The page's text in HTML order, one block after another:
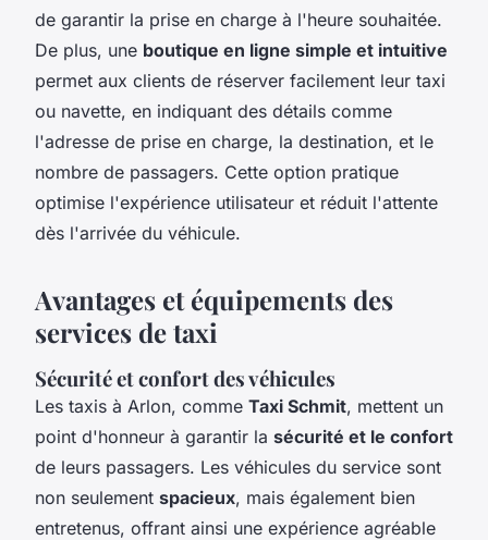
de garantir la prise en charge à l'heure souhaitée.
De plus, une boutique en ligne simple et intuitive
permet aux clients de réserver facilement leur taxi
ou navette, en indiquant des détails comme
l'adresse de prise en charge, la destination, et le
nombre de passagers. Cette option pratique
optimise l'expérience utilisateur et réduit l'attente
dès l'arrivée du véhicule.
Avantages et équipements des
services de taxi
Sécurité et confort des véhicules
Les taxis à Arlon, comme Taxi Schmit, mettent un
point d'honneur à garantir la sécurité et le confort
de leurs passagers. Les véhicules du service sont
non seulement spacieux, mais également bien
entretenus, offrant ainsi une expérience agréable